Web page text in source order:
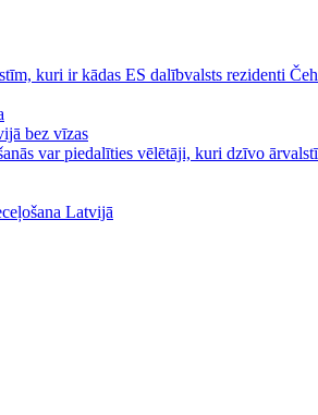
kuri ir kādas ES dalībvalsts rezidenti
bez vīzas
var piedalīties vēlētāji, kuri dzīvo
Latvijā